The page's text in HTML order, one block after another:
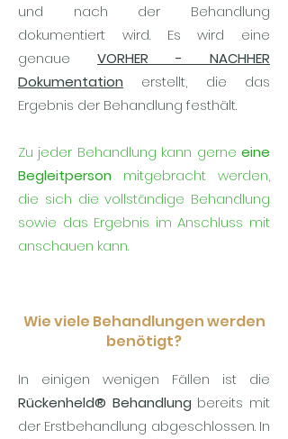
und nach der Behandlung
dokumentiert wird. Es wird eine
genaue VORHER - NACHHER
Dokumentation erstellt, die das
Ergebnis der Behandlung festhält.
Zu jeder Behandlung kann gerne eine
Begleitperson mitgebracht werden,
die sich die vollständige Behandlung
sowie das Ergebnis im Anschluss mit
anschauen kann.
Wie viele Behandlungen werden
benötigt?
In einigen wenigen Fällen ist die
Rückenheld® Behandlung bereits mit
der Erstbehandlung abgeschlossen. In